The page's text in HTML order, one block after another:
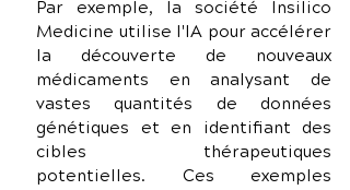
Par exemple, la société Insilico
Medicine utilise l'IA pour accélérer
la découverte de nouveaux
médicaments en analysant de
vastes quantités de données
génétiques et en identifiant des
cibles thérapeutiques
potentielles. Ces exemples